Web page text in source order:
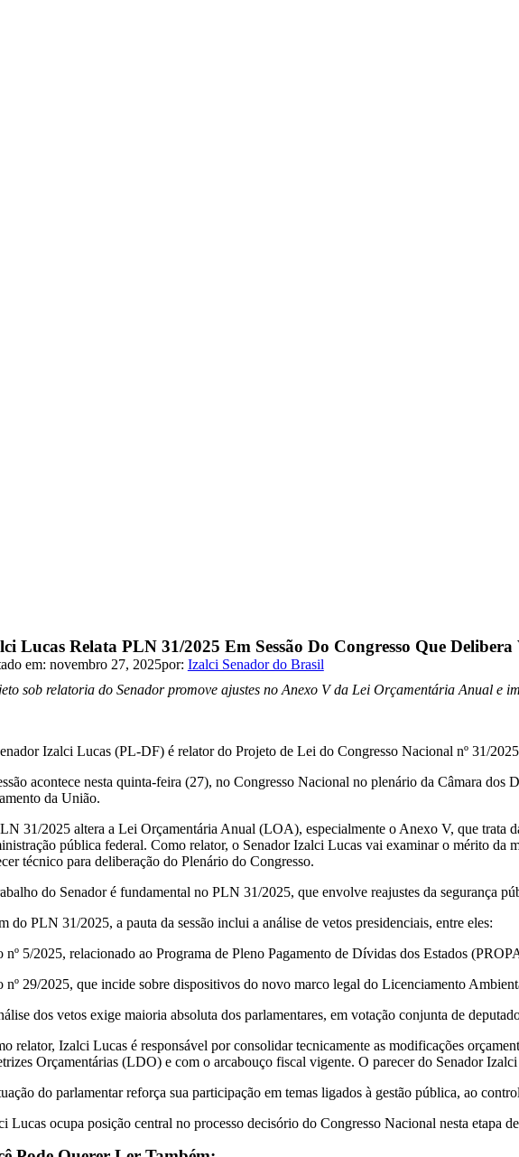
Lucas Relata PLN 31/2025 Em Sessão Do Congresso Que
em: novembro 27, 2025por: Izalci Senador do Brasil
sob relatoria do Senador promove ajustes no Anexo V da Lei Orçamentária Anual e
Izalci Lucas (PL-DF) é relator do Projeto de Lei do Congresso Nacional nº 31/
acontece nesta quinta-feira (27), no Congresso Nacional no plenário da Câmara dos
da União.
31/2025 altera a Lei Orçamentária Anual (LOA), especialmente o Anexo V, que trata
pública federal. Como relator, o Senador Izalci Lucas vai examinar o mérito da
técnico para deliberação do Plenário do Congresso.
do Senador é fundamental no PLN 31/2025, que envolve reajustes da segurança
do PLN 31/2025, a pauta da sessão inclui a análise de vetos presidenciais, entre eles:
nº 5/2025, relacionado ao Programa de Pleno Pagamento de Dívidas dos Estados
nº 29/2025, que incide sobre dispositivos do novo marco legal do Licenciamento
dos vetos exige maioria absoluta dos parlamentares, em votação conjunta de
relator, Izalci Lucas é responsável por consolidar tecnicamente as modificações
Orçamentárias (LDO) e com o arcabouço fiscal vigente. O parecer do Senador
do parlamentar reforça sua participação em temas ligados à gestão pública, ao
Lucas ocupa posição central no processo decisório do Congresso Nacional nesta etapa